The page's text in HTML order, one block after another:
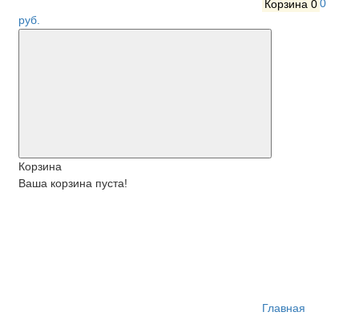
Корзина 00
руб.
Корзина
Ваша корзина пуста!
Главная